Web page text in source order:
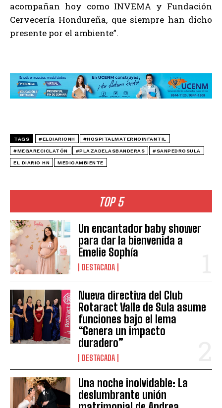
TOP 5
Un encantador baby shower
para dar la bienvenida a
Emelie Sophía
DESTACADA
Nueva directiva del Club
Rotaract Valle de Sula asume
funciones bajo el lema
“Genera un impacto
duradero”
DESTACADA
Una noche inolvidable: La
deslumbrante unión
acompañan hoy como INVEMA y Fundación
Cervecería Hondureña, que siempre han dicho
presente por el ambiente”.
TAGS #ELDIARIONH #HOSPITALMATERNOINFANTIL
#MEGARECICLATÓN #PLAZADELASBANDERAS #SANPEDROSULA
EL DIARIO HN MEDIOAMBIENTE